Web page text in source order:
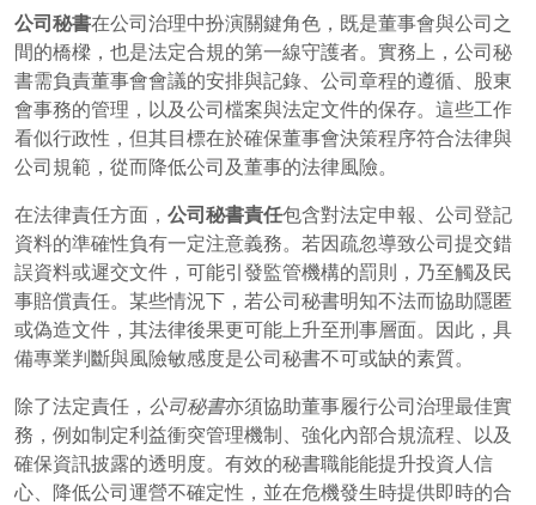
公司秘書在公司治理中扮演關鍵角色，既是董事會與公司之
間的橋樑，也是法定合規的第一線守護者。實務上，公司秘
書需負責董事會會議的安排與記錄、公司章程的遵循、股東
會事務的管理，以及公司檔案與法定文件的保存。這些工作
看似行政性，但其目標在於確保董事會決策程序符合法律與
公司規範，從而降低公司及董事的法律風險。
在法律責任方面， 公司秘書責任包含對法定申報、公司登記
資料的準確性負有一定注意義務。若因疏忽導致公司提交錯
誤資料或遲交文件，可能引發監管機構的罰則，乃至觸及民
事賠償責任。某些情況下，若公司秘書明知不法而協助隱匿
或偽造文件，其法律後果更可能上升至刑事層面。因此，具
備專業判斷與風險敏感度是公司秘書不可或缺的素質。
除了法定責任， 公司秘書亦須協助董事履行公司治理最佳實
務，例如制定利益衝突管理機制、強化內部合規流程、以及
確保資訊披露的透明度。有效的秘書職能能提升投資人信
心、降低公司運營不確定性，並在危機發生時提供即時的合